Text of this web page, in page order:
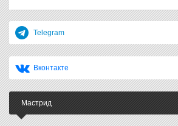
Telegram
Вконтакте
Мастрид